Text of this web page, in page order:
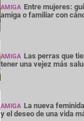
AMIGA Entre mujeres:
amiga o familiar con
AMIGA Las perras que
tener una vejez más
AMIGA La nueva
y el deseo de una vida